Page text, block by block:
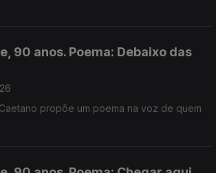
90 anos. Poema: Debaixo das
propõe um poema na voz de quem